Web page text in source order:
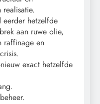
hetzelfde
aan ruwe olie,
raffinage en
exact hetzelfde